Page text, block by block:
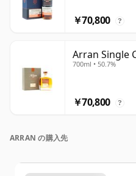
￥70,800 ?
Arran Single
700ml • 50.7%
￥70,800 ?
ARRAN の購入先